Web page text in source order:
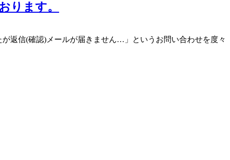
ります。
返信(確認)メールが届きません…」というお問い合わせを度々